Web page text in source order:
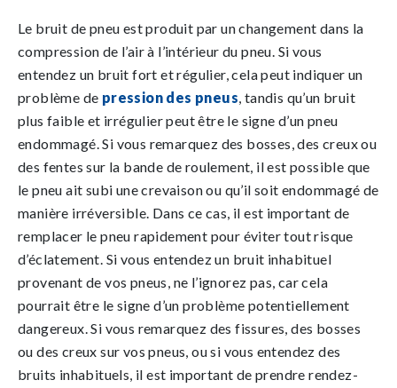
Le bruit de pneu est produit par un changement dans la
compression de l’air à l’intérieur du pneu. Si vous
entendez un bruit fort et régulier, cela peut indiquer un
problème de pression des pneus, tandis qu’un bruit
plus faible et irrégulier peut être le signe d’un pneu
endommagé. Si vous remarquez des bosses, des creux ou
des fentes sur la bande de roulement, il est possible que
le pneu ait subi une crevaison ou qu’il soit endommagé de
manière irréversible. Dans ce cas, il est important de
remplacer le pneu rapidement pour éviter tout risque
d’éclatement. Si vous entendez un bruit inhabituel
provenant de vos pneus, ne l’ignorez pas, car cela
pourrait être le signe d’un problème potentiellement
dangereux. Si vous remarquez des fissures, des bosses
ou des creux sur vos pneus, ou si vous entendez des
bruits inhabituels, il est important de prendre rendez-